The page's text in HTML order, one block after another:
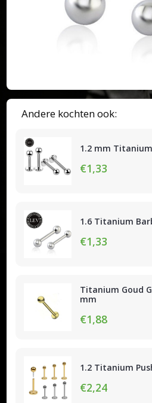
Andere kochten ook:
1.2 mm
€1,33
1.6 Titanium
€1,33
Titanium Goud
mm
€1,88
1.2 Titanium
€2,24